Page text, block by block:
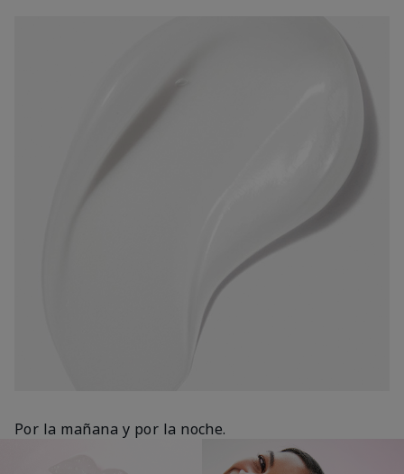
Por la mañana y por la noche.